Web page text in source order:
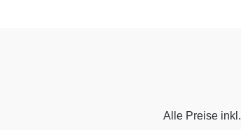
Alle Preise